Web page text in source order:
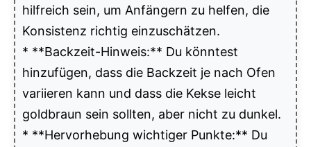
hilfreich sein, um Anfängern zu helfen, die
Konsistenz richtig einzuschätzen.
* **Backzeit-Hinweis:** Du könntest
hinzufügen, dass die Backzeit je nach Ofen
variieren kann und dass die Kekse leicht
goldbraun sein sollten, aber nicht zu dunkel.
* **Hervorhebung wichtiger Punkte:** Du